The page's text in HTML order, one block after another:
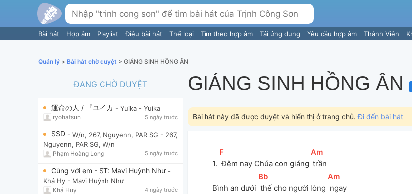
Bài hát Hợp âm Playlist Điệu bài hát Thể loại Tìm theo hợp âm Tải ứng dụng Yêu cầu hợp âm Thành Viên
Quản lý > Bài hát chờ duyệt > GIÁNG SINH HỒNG ÂN
ĐANG CHỜ DUYỆT
運命の人 / 『ユイカ - Yuika - Yuika
ryohatsun 5 ngày trước
SSD - W/n, 267, Nguyenn, PAR SG - 267,
Nguyenn, PAR SG, W/n
Phạm Hoàng Long 5 ngày trước
Cùng với em - ST: Mavi Huỳnh Như -
Khả Hy - Mavi Huỳnh Như
Khả Huy 4 ngày trước
GIÁNG SINH HỒNG ÂN
Bài hát này đã được duyệt và hiển thị ở trang chủ.Đi đến bài hát
1.
[F
Đêm nay Chúa con giáng
[
Am
trần
Bình an dưới
[Bb
thế cho người lòng
[
Am
ngay